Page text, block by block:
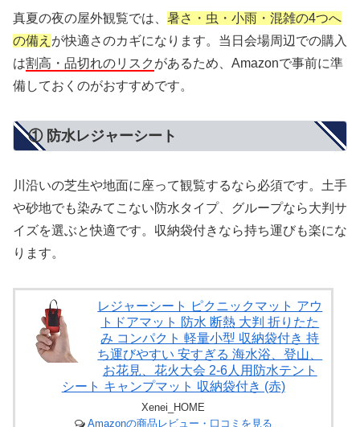
真夏の夜の屋外観覧では、 暑さ・虫・小雨・混雑の4つへ
の備え が快適さのカギになります。当日会場周辺での購入
は割高・品切れのリスク があるため、Amazonで事前に準
備しておくのがおすすめです。
① 防水レジャーシート
川沿いの芝生や地面に座って観覧するなら必須です。土手
や砂地でも染みてこない防水タイプ、グループなら大判サ
イズを選ぶと快適です。収納袋付きなら持ち運びも楽にな
ります。
レジャーシート ピクニックマット アウ
トドアマット 防水 断熱 大判 折りたた
み コンパクト 軽量小型 収納袋付き 持
ち運びやすい 安すぎる 海水浴、登山、
お花見、花火大会 2-6人用防水テント
シート キャンプマット 収納袋付き (赤)
Xenei_HOME
Amazonの商品レビュー・口コミを見る